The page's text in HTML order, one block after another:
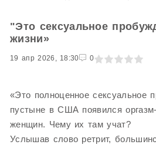
"Это сексуальное
жизни»
19 апр 2026, 18:30 0
1 2 3 4 5
«Это полноценное сексуальное
пустыне в США появился
женщин. Чему их там учат?
Услышав слово ретрит,